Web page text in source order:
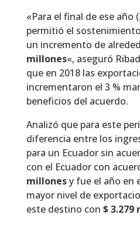
«Para el final de ese año
permitió el
un incremento de
millones«, aseguró
que en 2018 las
incrementaron el 3 %
beneficios del acuerdo.
Analizó que para este
diferencia entre los
para un Ecuador sin
con el Ecuador con
millonesy fue el año en
mayor nivel de
este destino con $ 3.279